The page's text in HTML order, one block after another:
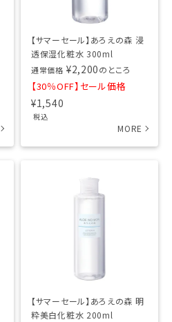
【サマーセール】あろえの森 浸
透保湿化粧水 300ml
通常価格 ¥2,200のところ
【30％OFF】セール価格
¥1,540
税込
【サマーセール】あろえの森 明
粋美白化粧水 200ml